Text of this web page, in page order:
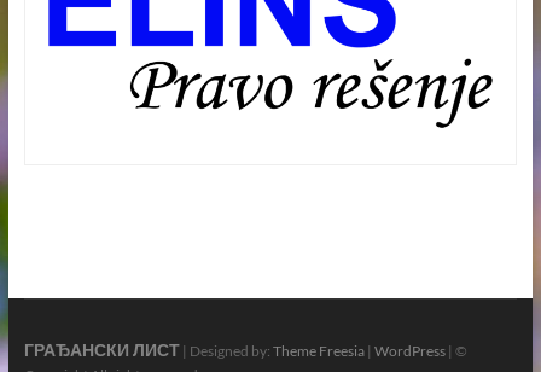
ГРАЂАНСКИ ЛИСТ| Designed by: Theme Freesia| WordPress| ©